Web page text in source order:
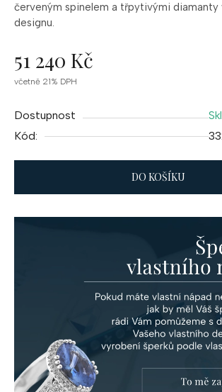
červeným spinelem a třpytivými diamanty
designu.
51 240 Kč
Měrná
včetně 21% DPH
Dostupnost
Kód:
DO KOŠÍKU